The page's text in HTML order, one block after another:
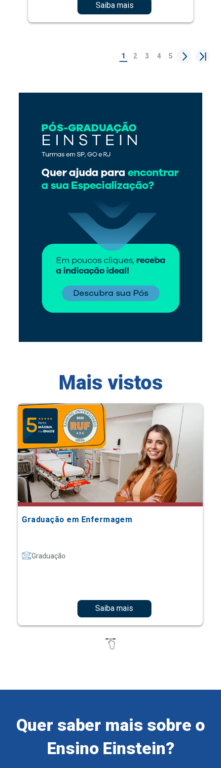
Saiba mais
1 2 3 4 5
Mais vistos
Graduação em Enfermagem
Graduação
Saiba mais
Quer saber mais sobre o
Ensino Einstein?